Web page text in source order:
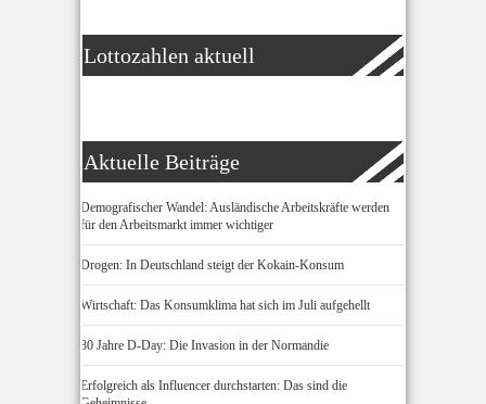
Lottozahlen aktuell
Aktuelle Beiträge
Demografischer Wandel: Ausländische Arbeitskräfte werden
für den Arbeitsmarkt immer wichtiger
Drogen: In Deutschland steigt der Kokain-Konsum
Wirtschaft: Das Konsumklima hat sich im Juli aufgehellt
80 Jahre D-Day: Die Invasion in der Normandie
Erfolgreich als Influencer durchstarten: Das sind die